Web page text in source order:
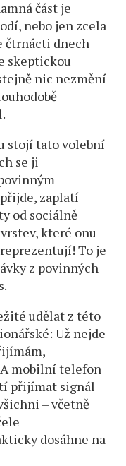
část je
nebo jen zcela
čtrnácti dnech
skeptickou
nic nezmění
stojí tato volební
se ji
zaplatí
od sociálně
které onu
To je
z povinných
udělat z této
Už nejde
mobilní telefon
přijímat signál
– včetně
dosáhne na